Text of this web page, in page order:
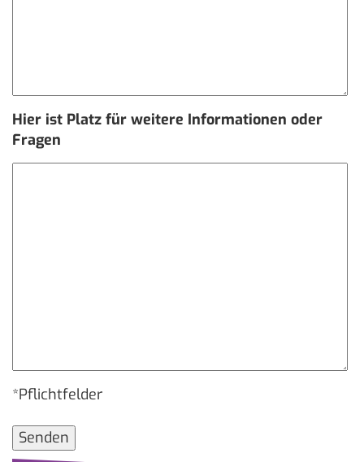
Hier ist Platz für weitere Informationen oder
Fragen
*Pflichtfelder